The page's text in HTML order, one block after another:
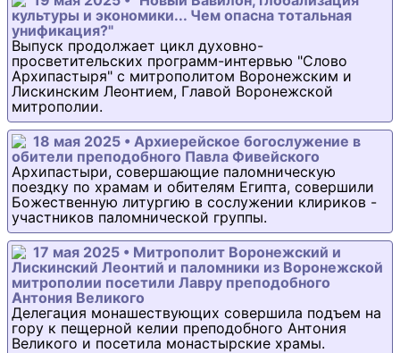
культуры и экономики... Чем опасна тотальная
унификация?"
Выпуск продолжает цикл духовно-
просветительских программ-интервью "Слово
Архипастыря" с митрополитом Воронежским и
Лискинским Леонтием, Главой Воронежской
митрополии.
18 мая 2025 • Архиерейское богослужение в
обители преподобного Павла Фивейского
Архипастыри, совершающие паломническую
поездку по храмам и обителям Египта, совершили
Божественную литургию в сослужении клириков -
участников паломнической группы.
17 мая 2025 • Митрополит Воронежский и
Лискинский Леонтий и паломники из Воронежской
митрополии посетили Лавру преподобного
Антония Великого
Делегация монашествующих совершила подъем на
гору к пещерной келии преподобного Антония
Великого и посетила монастырские храмы.